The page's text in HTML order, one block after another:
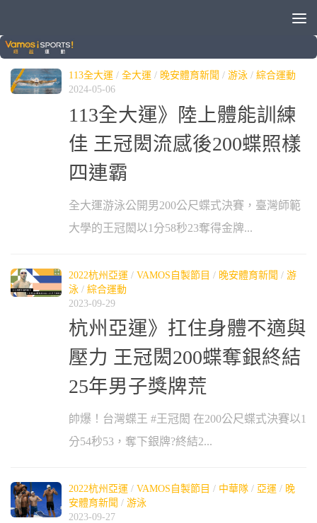
標籤：王冠閎
113全大運 / 全大運 / 晚安體育新聞 / 游泳 / 綜合運動
2024-05-06
113全大運》陸上體能訓練
佳 王冠閎流感後200蝶照樣
四連霸
全大運游泳公開男200公尺蝶式決賽，臺灣師範
大學的王冠閎以1分58秒23奪得金牌...
2022杭州亞運 / VAMOS自製節目 / 晚安體育新聞 / 游
泳 / 綜合運動
2023-09-29
杭州亞運》扛住身體不適與
壓力 王冠閎200蝶奪銀終結
25年男子獎牌荒
帥爆！台灣蝶王 #王冠閎 在200公尺蝶式決賽以1
分54秒53，奪下銀牌?終結2...
2022杭州亞運 / VAMOS自製節目 / 中華隊 / 亞運 / 晚
安體育新聞 / 游泳
2023-09-27